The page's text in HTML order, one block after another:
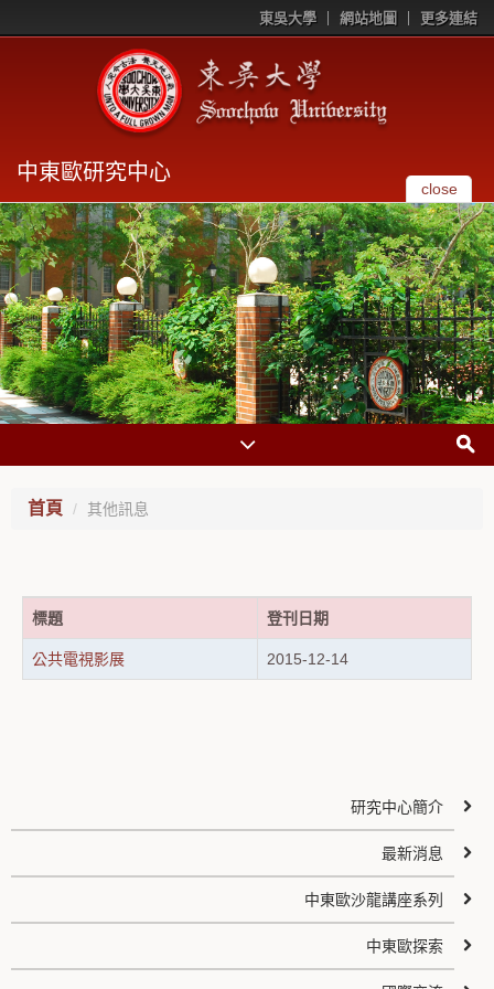
東吳大學 網站地圖 更多連結
中東歐研究中心
close
首頁 其他訊息
標題 登刊日期
公共電視影展 2015-12-14
研究中心簡介
最新消息
中東歐沙龍講座系列
中東歐探索